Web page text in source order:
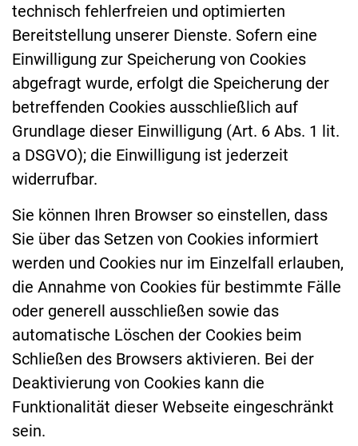
technisch fehlerfreien und optimierten
Bereitstellung unserer Dienste. Sofern eine
Einwilligung zur Speicherung von Cookies
abgefragt wurde, erfolgt die Speicherung der
betreffenden Cookies ausschließlich auf
Grundlage dieser Einwilligung (Art. 6 Abs. 1 lit.
a DSGVO); die Einwilligung ist jederzeit
widerrufbar.
Sie können Ihren Browser so einstellen, dass
Sie über das Setzen von Cookies informiert
werden und Cookies nur im Einzelfall erlauben,
die Annahme von Cookies für bestimmte Fälle
oder generell ausschließen sowie das
automatische Löschen der Cookies beim
Schließen des Browsers aktivieren. Bei der
Deaktivierung von Cookies kann die
Funktionalität dieser Webseite eingeschränkt
sein.